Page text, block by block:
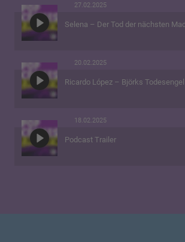
27.02.2025
Selena – Der Tod der nächsten
20.02.2025
Ricardo López – Björks Todesengel
18.02.2025
Podcast Trailer